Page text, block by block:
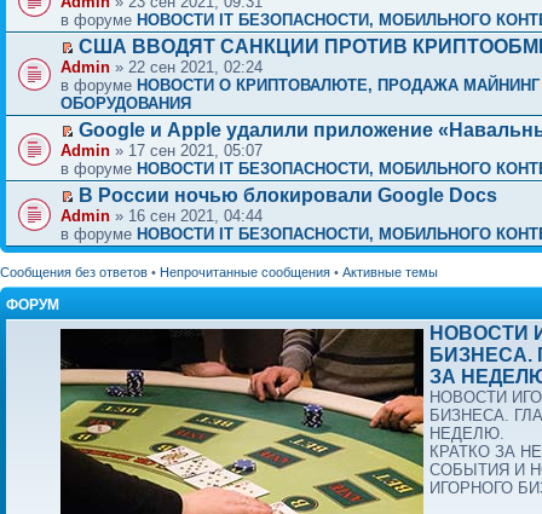
в форуме НОВОСТИ IT БЕЗОПАСНОСТИ, МОБИЛЬНОГО
США ВВОДЯТ САНКЦИИ ПРОТИВ
Admin » 22 сен 2021, 02:24
в форуме НОВОСТИ О КРИПТОВАЛЮТЕ, ПРОДАЖА МАЙНИНГ
ОБОРУДОВАНИЯ
Google и Apple удалили приложение
Admin » 17 сен 2021, 05:07
в форуме НОВОСТИ IT БЕЗОПАСНОСТИ, МОБИЛЬНОГО
В России ночью блокировали Google Docs
Admin » 16 сен 2021, 04:44
в форуме НОВОСТИ IT БЕЗОПАСНОСТИ, МОБИЛЬНОГО
Сообщения без ответов • Непрочитанные сообщения • Активные темы
ФОРУМ
НОВОСТИ
БИЗНЕСА.
ЗА
НОВОСТИ
БИЗНЕСА.
НЕДЕЛЮ.
КРАТКО ЗА
СОБЫТИЯ И
ИГОРНОГО